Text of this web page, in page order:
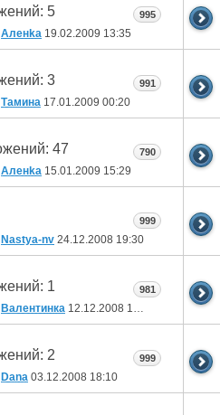
Аленka 19.02.2009 13:35
995
Тамина 17.01.2009 00:20
991
Аленka 15.01.2009 15:29
790
Nastya-nv 24.12.2008 19:30
999
Валентинка 12.12.2008 13:24
981
Dana 03.12.2008 18:10
999